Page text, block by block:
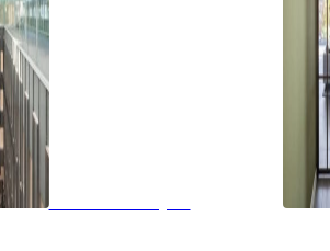
Brandwerend glas